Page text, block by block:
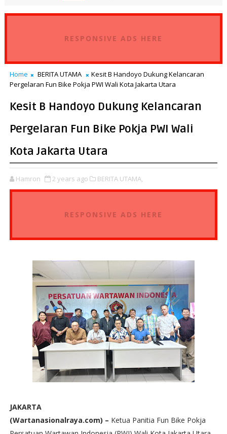
RESPONSIVE ADS HERE
Home BERITA UTAMA
Kesit B Handoyo Dukung Kelancaran
Pergelaran Fun Bike Pokja PWI Wali Kota Jakarta Utara
Kesit B Handoyo Dukung Kelancaran
Pergelaran Fun Bike Pokja PWI Wali
Kota Jakarta Utara
Hamron 2 years ago BERITA UTAMA,
RESPONSIVE ADS HERE
JAKARTA
(Wartanasionalraya.com) – Ketua Panitia Fun Bike Pokja